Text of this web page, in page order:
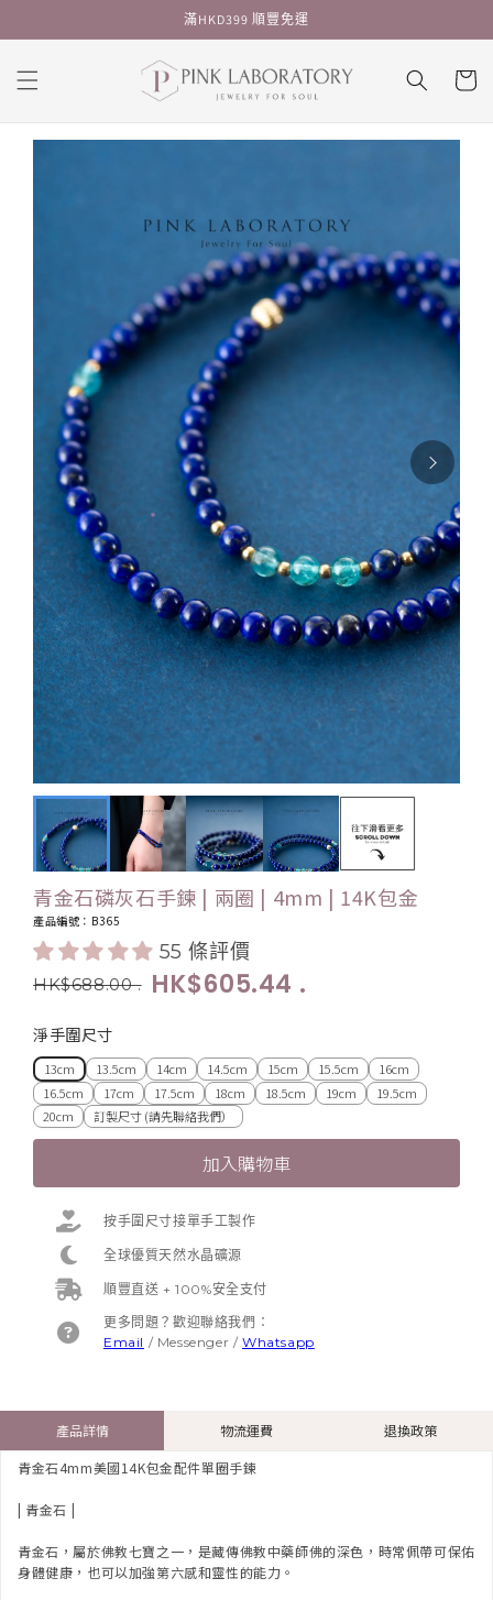
滿HKD399 順豐免運
物
青金石磷灰石手鍊 | 兩圈 | 4mm | 14K包金
產品編號：B365
55 條評價
HK$605.44 .
HK$688.00.
淨手圍尺寸
13cm 13.5cm 14cm 14.5cm 15cm 15.5cm
16cm
16.5cm
17cm 17.5cm 18cm 18.5cm 19cm
19.5cm
20cm
訂製尺寸 (請先聯絡我們）
加入購物車
按手圍尺寸接單手工製作
全球優質天然水晶礦源
順豐直送 + 100%安全支付
更多問題？歡迎聯絡我們：
Email / Messenger /Whatsapp
產品詳情 物流運費
退換政策
青金石4mm美國14K包金配件單圈手鍊
| 青金石 |
青金石，屬於佛教七寶之一，是藏傳佛教中藥師佛的深色，時常佩帶可保佑
身體健康，也可以加強第六感和靈性的能力。